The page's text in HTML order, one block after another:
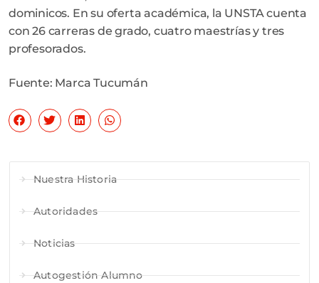
dominicos. En su oferta académica, la UNSTA cuenta
con 26 carreras de grado, cuatro maestrías y tres
profesorados.
Fuente: Marca Tucumán
Nuestra Historia
Autoridades
Noticias
Autogestión Alumno